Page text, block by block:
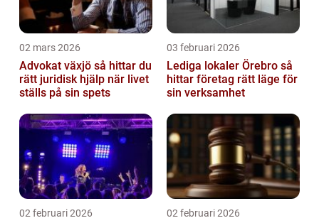
02 mars 2026
Advokat växjö så hittar du
rätt juridisk hjälp när livet
ställs på sin spets
03 februari 2026
Lediga lokaler Örebro så
hittar företag rätt läge för
sin verksamhet
02 februari 2026 02 februari 2026